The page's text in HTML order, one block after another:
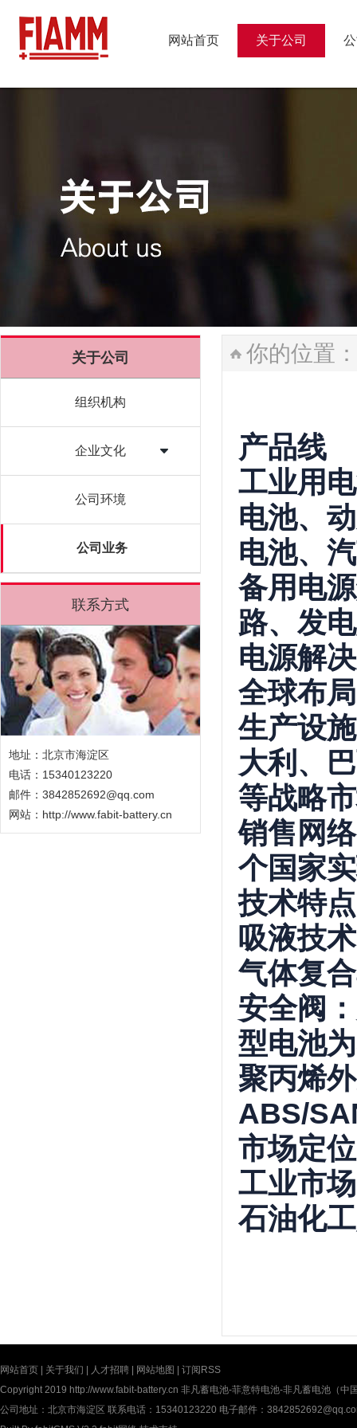
网站首页 关于公司
关于公司
组织机构
企业文化
公司环境
公司业务
联系方式
地址：北京市海淀区
电话：15340123220
邮件：3842852692@qq.com
网站： http://www.fabit-battery.cn
你的位置：
产品线
工业用
电池、
电池、
备用电
路、发
电源解
全球布局
生产设施
大利、
等战略
销售网络
个国家
技术特点
吸液技术
气体复
安全阀
型电池
聚丙烯
ABS/
市场定位
工业市场
石油化
网站首页 关于我们 人才招聘 网站地图
订阅RSS
Copyright 2019 http://www.fabit-battery.cn 非凡蓄电池-菲意特电池-非凡蓄电池（中
公司地址：北京市海淀区 联系电话：15340123220 电子邮件：